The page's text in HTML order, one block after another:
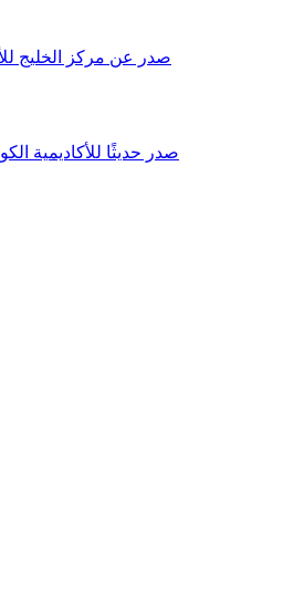
صدر عن مركز الخليج للأبحاث الملف الاستراتيجي السنوي مع
صدر حديثًا للأكاديمية